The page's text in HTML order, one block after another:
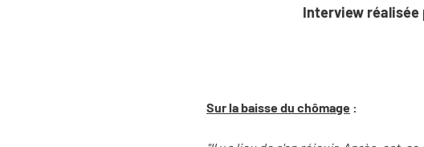
Interview réalisée
Sur la baisse du chômage :